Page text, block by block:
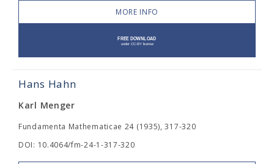
MORE INFO
Hans Hahn
Karl Menger
Fundamenta Mathematicae 24 (1935), 317-320
DOI: 10.4064/fm-24-1-317-320